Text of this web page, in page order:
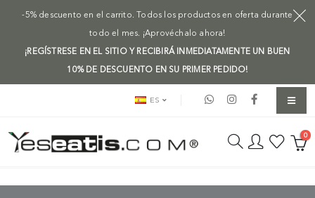
-5% descuento en el carrito. Todos los productos en oferta durante
todo el mes. ¡Aprovéchalo ahora!
¡REGÍSTRESE EN EL SITIO Y RECIBIRÁ INMEDIATAMENTE UN BUEN
10% DE DESCUENTO EN SU PRIMER PEDIDO!
ES
0